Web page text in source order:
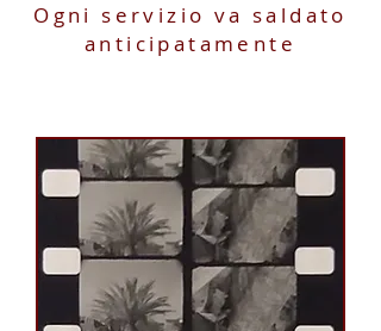
Ogni servizio va saldato
anticipatamente